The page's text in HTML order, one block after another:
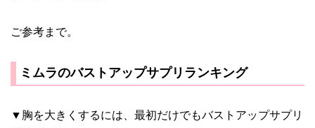
ご参考まで。
ミムラのバストアップサプリランキング
▼胸を大きくするには、最初だけでもバストアップサプリ